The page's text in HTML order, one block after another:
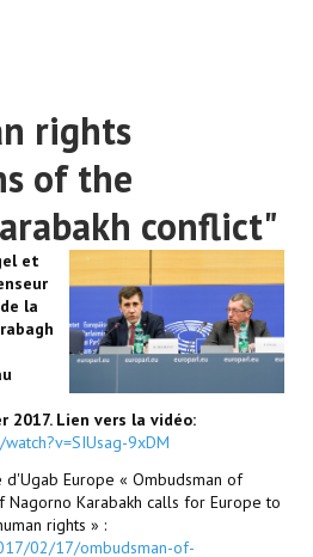
rights
of the
conflict"
et
la
2017. Lien vers la vidéo:
9xDM
d'Ugab Europe « Ombudsman of
Nagorno Karabakh calls for Europe to
rights » :
02/17/ombudsman-of-